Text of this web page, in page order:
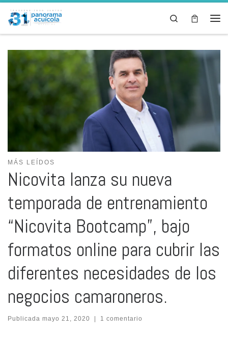
Skip to content
Search
MÁS LEÍDOS
Nicovita lanza su nueva
temporada de entrenamiento
“Nicovita Bootcamp”, bajo
formatos online para cubrir las
diferentes necesidades de los
negocios camaroneros.
Publicada mayo 21, 2020 | 1 comentario